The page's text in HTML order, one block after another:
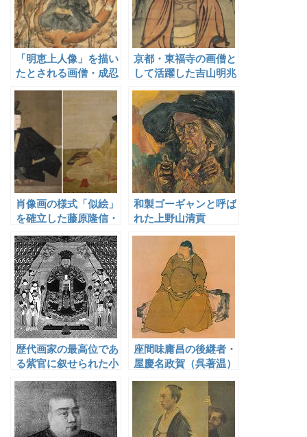
「明恵上人像」を描い
たとされる画僧・成忍
京都・東福寺の画僧と
して活躍した吉山明兆
肖像画の様式「似絵」
を確立した藤原隆信・
信実父子
和製ゴーギャンと呼ば
れた上野山清貢
歴代画家の最高位であ
る紫官に叙せられた小
橋川朝安（向元瑚）
座間味庸昌の後継者・
屋慶名政賀（呉著温）